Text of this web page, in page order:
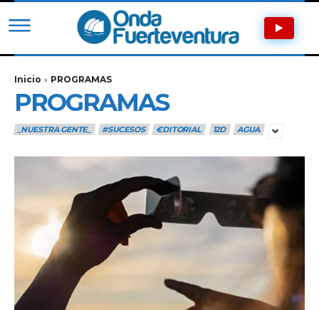
Inicio PROGRAMAS
PROGRAMAS
_NUESTRA GENTE_ #SUCESOS €DITORIAL 12D AGUA